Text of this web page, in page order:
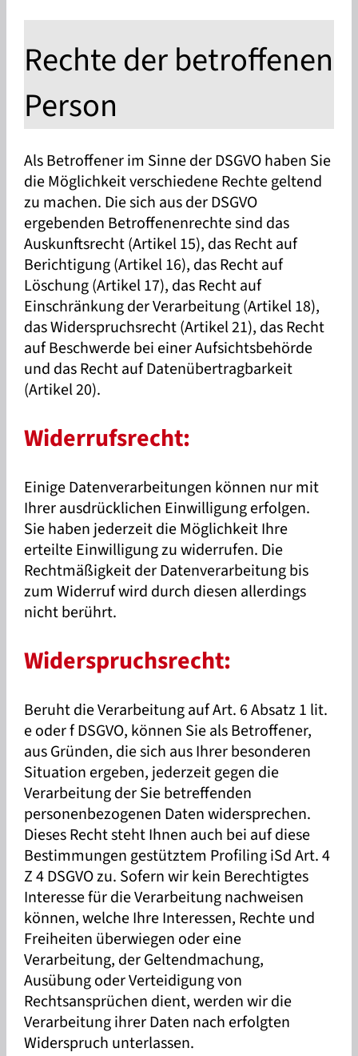
Rechte der betroffenen
Person
Als Betroffener im Sinne der DSGVO haben Sie
die Möglichkeit verschiedene Rechte geltend
zu machen. Die sich aus der DSGVO
ergebenden Betroffenenrechte sind das
Auskunftsrecht (Artikel 15), das Recht auf
Berichtigung (Artikel 16), das Recht auf
Löschung (Artikel 17), das Recht auf
Einschränkung der Verarbeitung (Artikel 18),
das Widerspruchsrecht (Artikel 21), das Recht
auf Beschwerde bei einer Aufsichtsbehörde
und das Recht auf Datenübertragbarkeit
(Artikel 20).
Widerrufsrecht:
Einige Datenverarbeitungen können nur mit
Ihrer ausdrücklichen Einwilligung erfolgen.
Sie haben jederzeit die Möglichkeit Ihre
erteilte Einwilligung zu widerrufen. Die
Rechtmäßigkeit der Datenverarbeitung bis
zum Widerruf wird durch diesen allerdings
nicht berührt.
Widerspruchsrecht:
Beruht die Verarbeitung auf Art. 6 Absatz 1 lit.
e oder f DSGVO, können Sie als Betroffener,
aus Gründen, die sich aus Ihrer besonderen
Situation ergeben, jederzeit gegen die
Verarbeitung der Sie betreffenden
personenbezogenen Daten widersprechen.
Dieses Recht steht Ihnen auch bei auf diese
Bestimmungen gestütztem Profiling iSd Art. 4
Z 4 DSGVO zu. Sofern wir kein Berechtigtes
Interesse für die Verarbeitung nachweisen
können, welche Ihre Interessen, Rechte und
Freiheiten überwiegen oder eine
Verarbeitung, der Geltendmachung,
Ausübung oder Verteidigung von
Rechtsansprüchen dient, werden wir die
Verarbeitung ihrer Daten nach erfolgten
Widerspruch unterlassen.